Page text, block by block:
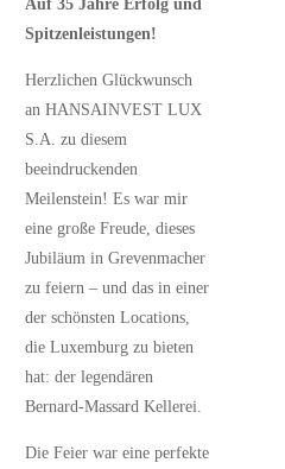
Auf 35 Jahre Erfolg und
Spitzenleistungen!
Herzlichen Glückwunsch
an HANSAINVEST LUX
S.A. zu diesem
beeindruckenden
Meilenstein! Es war mir
eine große Freude, dieses
Jubiläum in Grevenmacher
zu feiern – und das in einer
der schönsten Locations,
die Luxemburg zu bieten
hat: der legendären
Bernard-Massard Kellerei.
Die Feier war eine perfekte